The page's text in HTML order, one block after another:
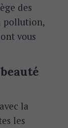
des
pollution,
vous
la
les